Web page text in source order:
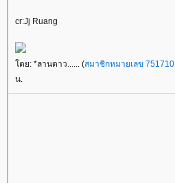
cr:Jj Ruang
ดย: *ลานดาว...... (สมาชิกหมายเลข 751710
น.